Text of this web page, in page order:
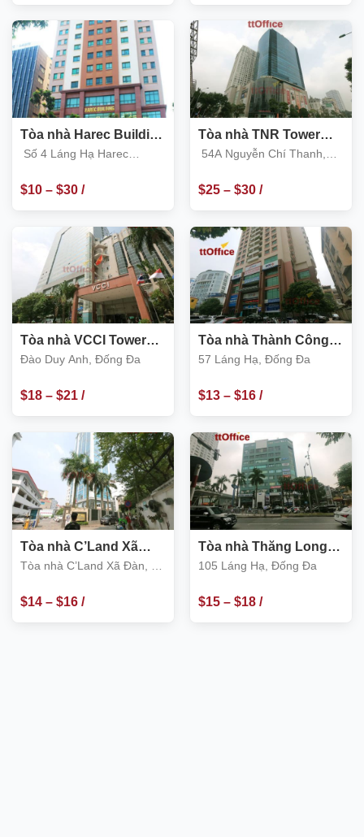
m2 m2
Tòa nhà Harec Building
Số 4 Láng Hạ
Số 4 Láng Hạ Harec
$10– $30/
Tòa nhà TNR Tower
54A Nguyễn Chí
54A Nguyễn Chí Thanh,
$25– $30/
m2
Tòa nhà VCCI Tower
Đào Duy Anh, Đống Đa
Đào Duy Anh, Đống Đa
$18– $21/
m2
Tòa nhà Thành Công,
số 57 Láng Hạ, Đống
57 Láng Hạ, Đống Đa
$13– $16/
m2
Tòa nhà C’Land Xã
Đàn, số 156 Xã Đàn 2,
Tòa nhà C’Land Xã Đàn, số
$14– $16/
Tòa nhà Thăng Long
Ford 105 Láng Hạ,
105 Láng Hạ, Đống Đa
$15– $18/